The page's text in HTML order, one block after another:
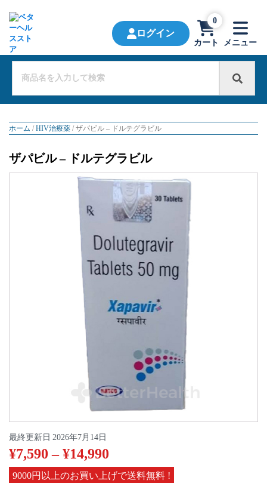
ログイン
カート
0
メニュー
ホーム /HIV治療薬 / ザパビル – ドルテグラビル
ザパビル – ドルテグラビル
¥7,590 –¥14,990
9000円以上のお買い上げで送料無料 !
最終更新日 2026年7月14日